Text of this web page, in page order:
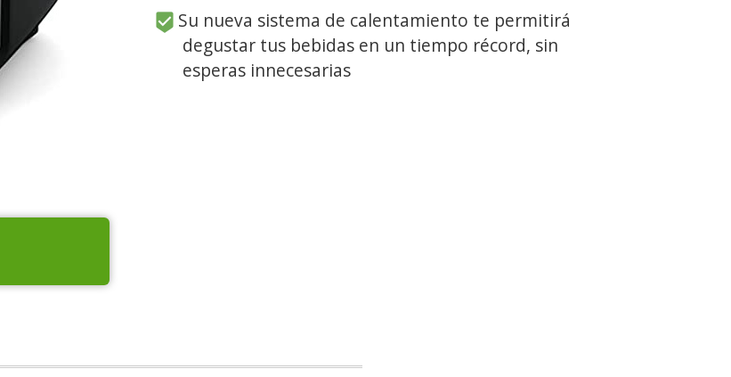
Su nueva sistema de calentamiento te permitirá
degustar tus bebidas en un tiempo récord, sin
esperas innecesarias